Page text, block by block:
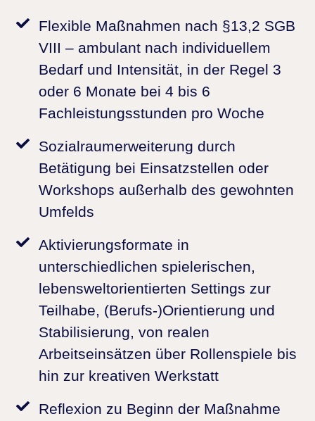
Flexible Maßnahmen nach §13,2 SGB
VIII – ambulant nach individuellem
Bedarf und Intensität, in der Regel 3
oder 6 Monate bei 4 bis 6
Fachleistungsstunden pro Woche
Sozialraumerweiterung durch
Betätigung bei Einsatzstellen oder
Workshops außerhalb des gewohnten
Umfelds
Aktivierungsformate in
unterschiedlichen spielerischen,
lebensweltorientierten Settings zur
Teilhabe, (Berufs-)Orientierung und
Stabilisierung, von realen
Arbeitseinsätzen über Rollenspiele bis
hin zur kreativen Werkstatt
Reflexion zu Beginn der Maßnahme